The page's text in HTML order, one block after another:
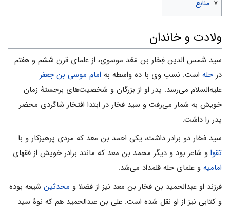
۷ منابع
ولادت و خاندان
سید شمس الدین فِخار بن مَعَد موسوی، از علمای قرن ششم و هفتم
درحله است. نسب وى با ده واسطه به امام موسى بن جعفر
علیه‌السلام مى‌رسد. پدر او از بزرگان و شخصیت‌هاى برجستۀ زمان
خویش به شمار مى‌رفت و سید فخار در ابتدا افتخار شاگردى محضر
پدر را داشت.
سید فخار دو برادر داشت، یکى احمد بن معد که مردى پرهیزکار و با
تقوا و شاعر بود و دیگر محمد بن معد که مانند برادر خویش از فقهاى
امامیه و علماى حله قلمداد مى‌شد.
فرزند او عبدالحمید بن فخار بن معد نیز از فضلا و محدثین شیعه بوده
و کتابى نیز از او نقل شده است. على بن عبدالحمید هم که نوۀ سید